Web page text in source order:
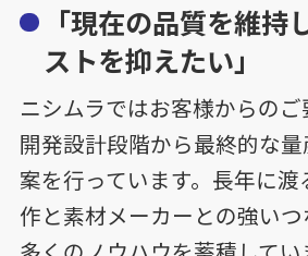
「現在の品質を維持
ストを抑えたい」
ニシムラではお客様からのご
開発設計段階から最終的な
案を行っています。長年に
作と素材メーカーとの強いつ